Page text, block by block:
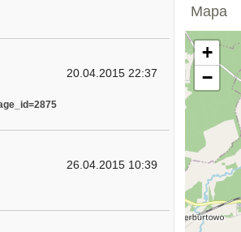
20.04.2015 22:37
26.04.2015 10:39
Mapa
+
−